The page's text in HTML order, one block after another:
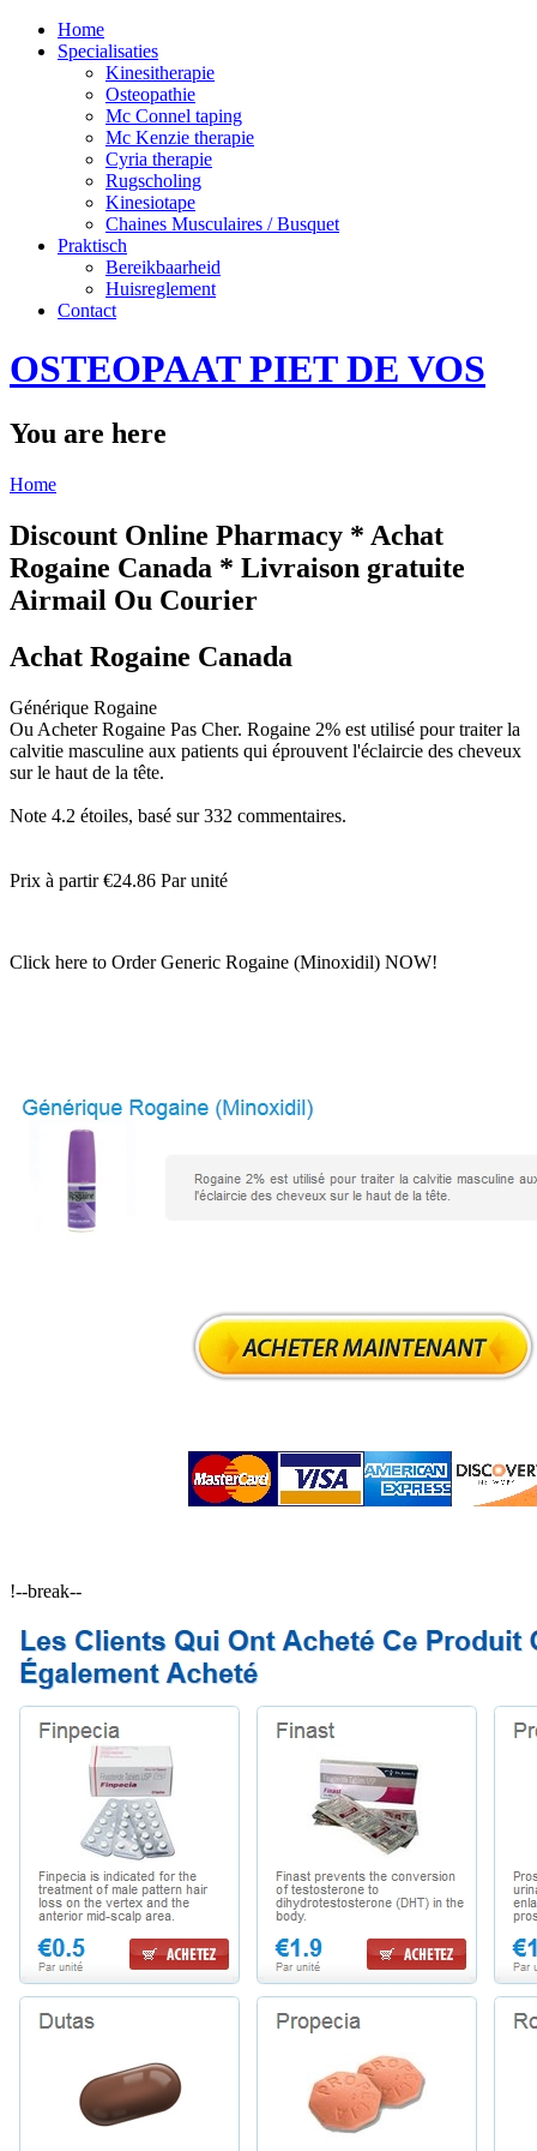
Home
Specialisaties
Kinesitherapie
Osteopathie
Mc Connel taping
Mc Kenzie therapie
Cyria therapie
Rugscholing
Kinesiotape
Chaines Musculaires / Busquet
Praktisch
Bereikbaarheid
Huisreglement
Contact
OSTEOPAAT PIET DE VOS
You are here
Home
Discount Online Pharmacy * Achat
Rogaine Canada * Livraison gratuite
Airmail Ou Courier
Achat Rogaine Canada
Générique Rogaine
Ou Acheter Rogaine Pas Cher. Rogaine 2% est utilisé pour traiter la
calvitie masculine aux patients qui éprouvent l'éclaircie des cheveux
sur le haut de la tête.
Note 4.2 étoiles, basé sur332 commentaires.
Prix à partir€24.86 Par unité
Click here to Order Generic Rogaine (Minoxidil) NOW!
!--break--